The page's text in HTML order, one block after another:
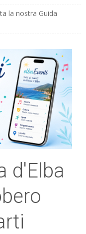
la nostra Guida
d'Elba